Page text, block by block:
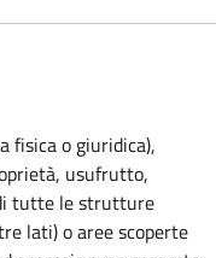
fisica o giuridica),
usufrutto,
tutte le strutture
lati) o aree scoperte